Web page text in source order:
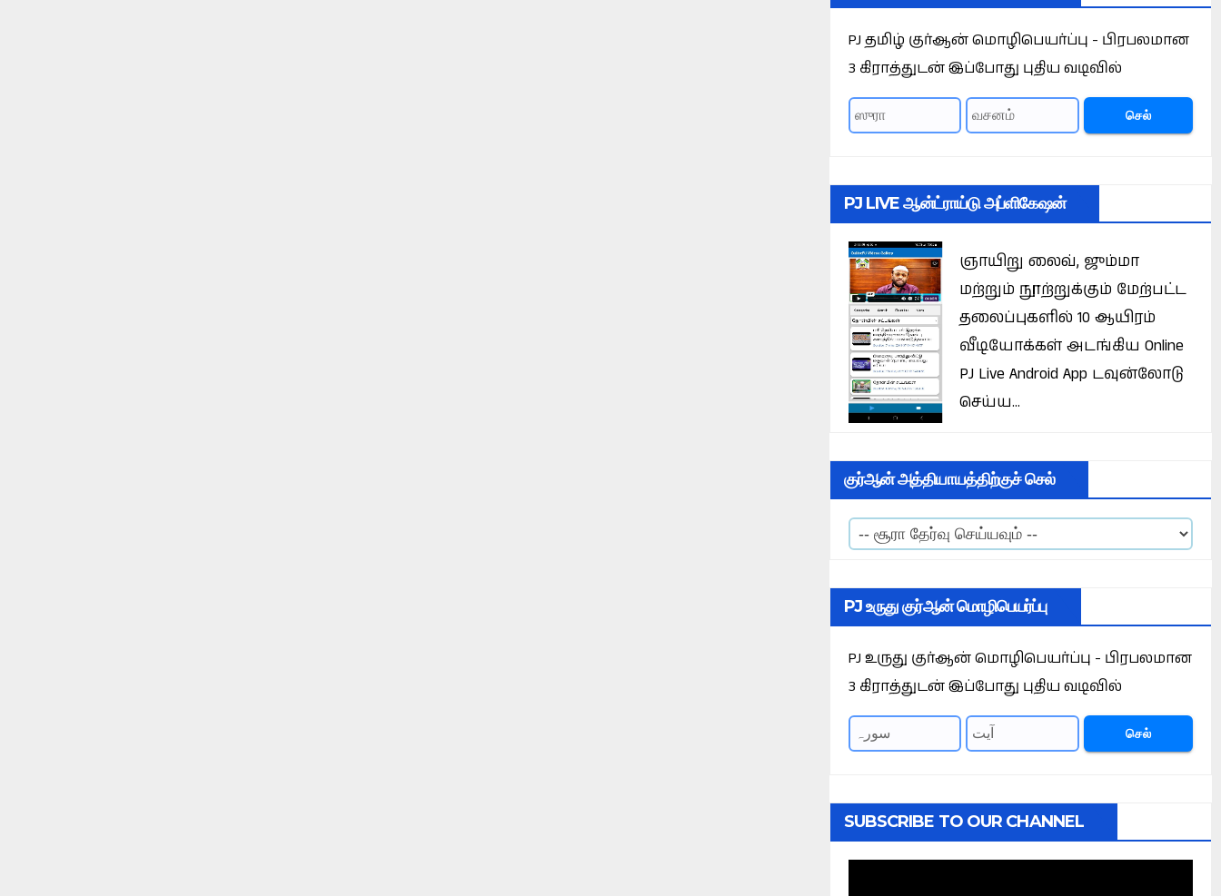
PJ தமிழ் குர்ஆன் மொழிபெயர்ப்பு - பிரபலமான
3 கிராத்துடன் இப்போது புதிய வடிவில்
செல்
PJ LIVE ஆன்ட்ராய்டு அப்ளிகேஷன்
ஞாயிறு லைவ், ஜும்மா
மற்றும் நூற்றுக்கும் மேற்பட்ட
தலைப்புகளில் 10 ஆயிரம்
வீடியோக்கள் அடங்கிய Online
PJ Live Android App டவுன்லோடு
செய்ய...
குர்ஆன் அத்தியாயத்திற்குச் செல்
PJ உருது குர்ஆன் மொழிபெயர்ப்பு
PJ உருது குர்ஆன் மொழிபெயர்ப்பு - பிரபலமான
3 கிராத்துடன் இப்போது புதிய வடிவில்
செல்
SUBSCRIBE TO OUR CHANNEL